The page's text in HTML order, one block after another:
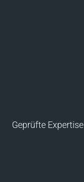
Geprüfte Expertise